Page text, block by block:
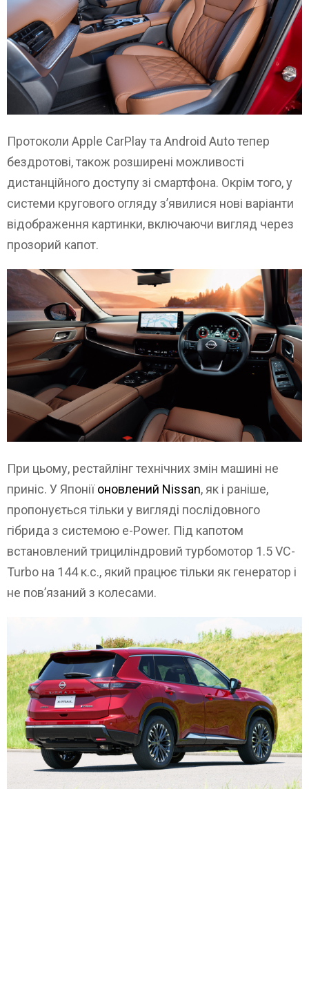
Протоколи Apple CarPlay та Android Auto тепер
бездротові, також розширені можливості
дистанційного доступу зі смартфона. Окрім того, у
системи кругового огляду з’явилися нові варіанти
відображення картинки, включаючи вигляд через
прозорий капот.
При цьому, рестайлінг технічних змін машині не
приніс. У Японіїоновлений Nissan, як і раніше,
пропонується тільки у вигляді послідовного
гібрида з системою e-Power. Під капотом
встановлений трициліндровий турбомотор 1.5 VC-
Turbo на 144 к.с., який працює тільки як генератор і
не пов’язаний з колесами.